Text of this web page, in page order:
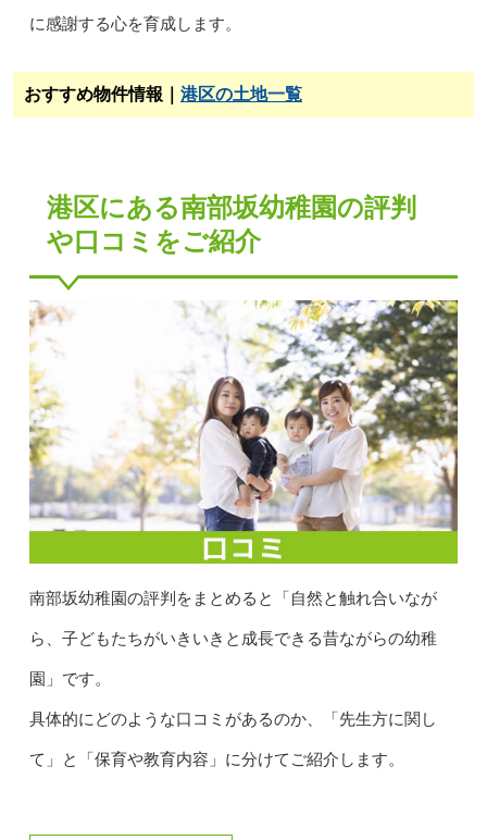
に感謝する心を育成します。
おすすめ物件情報｜ 港区の土地一覧
港区にある南部坂幼稚園の評判
や口コミをご紹介
南部坂幼稚園の評判をまとめると「自然と触れ合いなが
ら、子どもたちがいきいきと成長できる昔ながらの幼稚
園」です。
具体的にどのような口コミがあるのか、「先生方に関し
て」と「保育や教育内容」に分けてご紹介します。